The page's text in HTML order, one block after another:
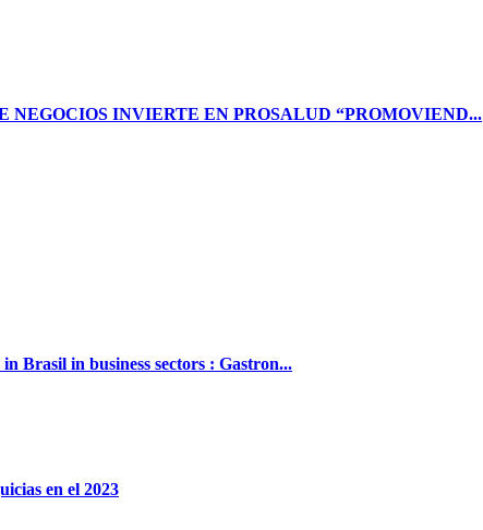
NEGOCIOS INVIERTE EN PROSALUD “PROMOVIEND...
Brasil in business sectors : Gastron...
en el 2023